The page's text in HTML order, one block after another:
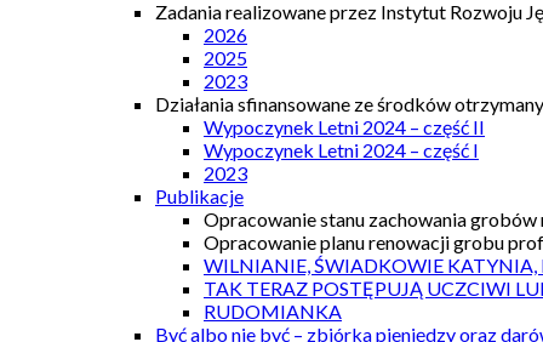
Zadania realizowane przez Instytut Rozwoju
2026
2025
2023
Działania sfinansowane ze środków
Wypoczynek Letni 2024 – część II
Wypoczynek Letni 2024 – część I
2023
Publikacje
Opracowanie stanu zachowania
Opracowanie planu renowacji grobu
WILNIANIE, ŚWIADKOWIE KATYNIA,
TAK TERAZ POSTĘPUJĄ UCZCIWI
RUDOMIANKA
Być albo nie być – zbiórka pieniędzy oraz